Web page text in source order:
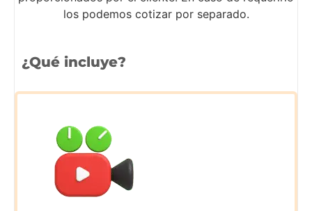
los podemos cotizar por separado.
¿Qué incluye?